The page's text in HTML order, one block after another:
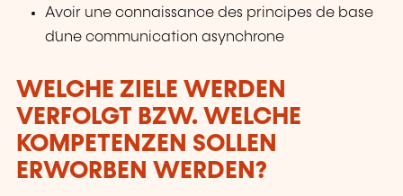
Avoir une connaissance des principes de base
d´une communication asynchrone
WELCHE ZIELE WERDEN
VERFOLGT BZW. WELCHE
KOMPETENZEN SOLLEN
ERWORBEN WERDEN?